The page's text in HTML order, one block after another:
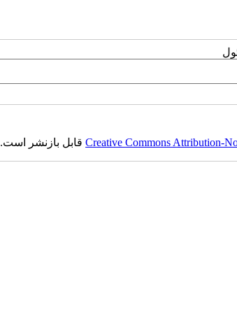
Creative Commons Attribution-قابل بازنشر است.